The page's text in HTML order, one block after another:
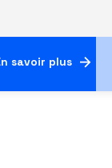
savoir plus